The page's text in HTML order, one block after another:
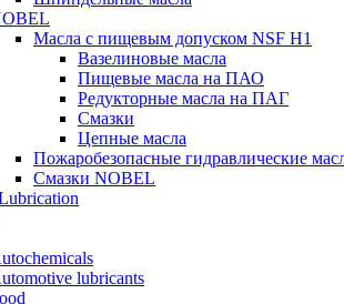
Масла с пищевым допуском NSF H1
Вазелиновые масла
Пищевые масла на ПАО
Редукторные масла на ПАГ
Смазки
Цепные масла
Пожаробезопасные гидравлические
Смазки NOBEL
lubricants